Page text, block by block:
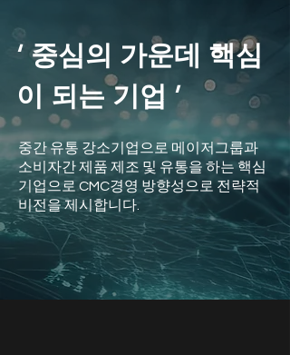
‘ 중심의 가운데 핵심
이 되는 기업 ’
중간 유통 강소기업으로 메이저그룹과
소비자간 제품 제조 및 유통을 하는 핵심
기업으로 CMC경영 방향성으로 전략적
비전을 제시합니다.